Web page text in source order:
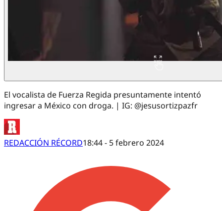
El vocalista de Fuerza Regida presuntamente intentó
ingresar a México con droga. | IG: @jesusortizpazfr
REDACCIÓN RÉCORD18:44 - 5 febrero 2024